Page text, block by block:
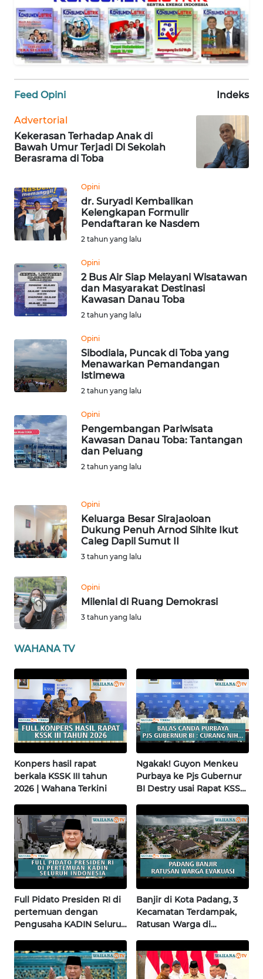
Feed Opini Indeks
Advertorial
Kekerasan Terhadap Anak di
Bawah Umur Terjadi Di Sekolah
Berasrama di Toba
Opini
dr. Suryadi Kembalikan
Kelengkapan Formulir
Pendaftaran ke Nasdem
2 tahun yang lalu
Opini
2 Bus Air Siap Melayani Wisatawan
dan Masyarakat Destinasi
Kawasan Danau Toba
2 tahun yang lalu
Opini
Sibodiala, Puncak di Toba yang
Menawarkan Pemandangan
Istimewa
2 tahun yang lalu
Opini
Pengembangan Pariwisata
Kawasan Danau Toba: Tantangan
dan Peluang
2 tahun yang lalu
Opini
Keluarga Besar Sirajaoloan
Dukung Penuh Arnod Sihite Ikut
Caleg Dapil Sumut II
3 tahun yang lalu
Opini
Milenial di Ruang Demokrasi
3 tahun yang lalu
WAHANA TV
Konpers hasil rapat
berkala KSSK III tahun
2026 | Wahana Terkini
Ngakak! Guyon Menkeu
Purbaya ke Pjs Gubernur
BI Destry usai Rapat KSSK
Full Pidato Presiden RI di
pertemuan dengan
Pengusaha KADIN Seluruh
Terkini
Banjir di Kota Padang, 3
Kecamatan Terdampak,
Ratusan Warga di
WN
KEPRI
WN
PAPUA
BARAT
RIAU
WN
SERAMBI
WN
JAMBI
WN
SULTRA
WN
NTB
WN
WN
SULBAR
SUMBAR
SUMSEL
WN
BENGKULU
WN
WN
JATENG
WN
NUSANTARA
WN
JOGJA
WN
JATIM
WN
KALBAR
WN
KALTENG